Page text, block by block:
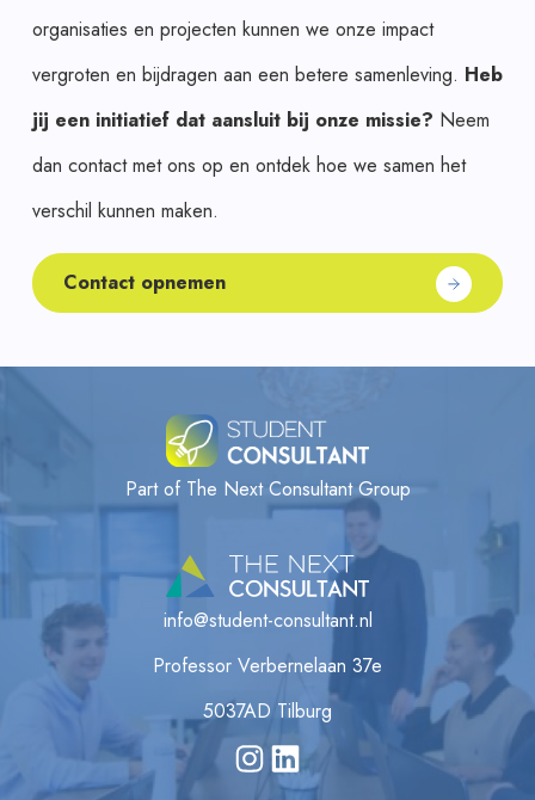
organisaties en projecten kunnen we onze impact
vergroten en bijdragen aan een betere samenleving. Heb
jij een initiatief dat aansluit bij onze missie? Neem
dan contact met ons op en ontdek hoe we samen het
verschil kunnen maken.
Contact opnemen
Part of The Next Consultant Group
info@student-consultant.nl
Professor Verbernelaan 37e
5037AD Tilburg